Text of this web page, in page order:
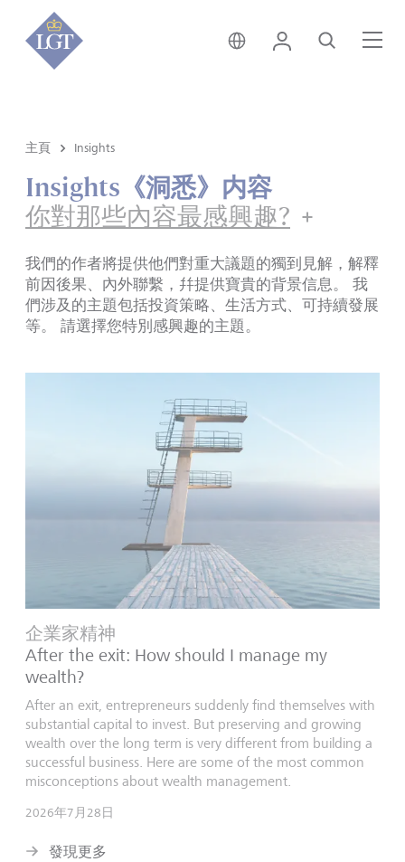
新加坡 • 中文
登錄 尋找
主頁 Insights
Insights《洞悉》内容
你對那些內容最感興趣?
我們的作者將提供他們對重大議題的獨到見解，解釋
前因後果、內外聯繫，幷提供寶貴的背景信息。 我
們涉及的主題包括投資策略、生活方式、可持續發展
等。 請選擇您特別感興趣的主題。
企業家精神
After the exit: How should I manage my
wealth?
After an exit, entrepreneurs suddenly find themselves with
substantial capital to invest. But preserving and growing
wealth over the long term is very different from building a
successful business. Here are some of the most common
misconceptions about wealth management.
2026年7月28日
發現更多